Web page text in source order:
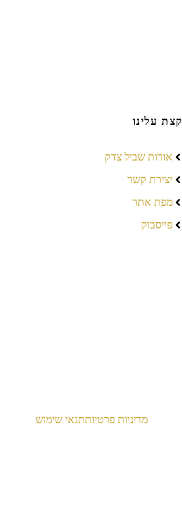
קצת עלינו
אודות שביל צדק
יצירת קשר
מפת אתר
פייסבוק
מדיניות פרטיותתנאי שימוש